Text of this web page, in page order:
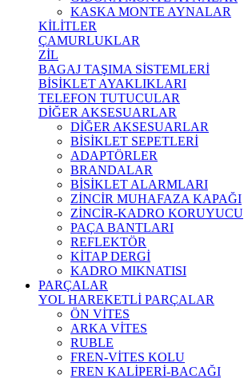
KASKA MONTE AYNALAR
KİLİTLER
ÇAMURLUKLAR
ZİL
BAGAJ TAŞIMA SİSTEMLERİ
BİSİKLET AYAKLIKLARI
TELEFON TUTUCULAR
DİĞER AKSESUARLAR
DİĞER AKSESUARLAR
BİSİKLET SEPETLERİ
ADAPTÖRLER
BRANDALAR
BİSİKLET ALARMLARI
ZİNCİR MUHAFAZA KAPAĞI
ZİNCİR-KADRO KORUYUCU
PAÇA BANTLARI
REFLEKTÖR
KİTAP DERGİ
KADRO MIKNATISI
PARÇALAR
YOL HAREKETLİ PARÇALAR
ÖN VİTES
ARKA VİTES
RUBLE
FREN-VİTES KOLU
FREN KALİPERİ-BACAĞI